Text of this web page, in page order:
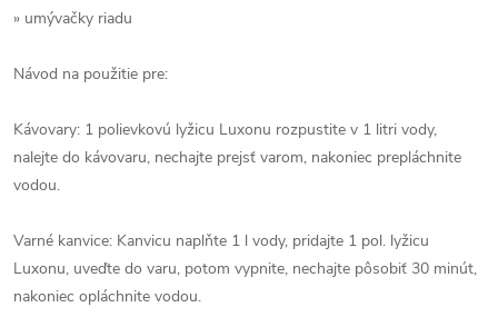
» umývačky riadu
Návod na použitie pre:
Kávovary: 1 polievkovú lyžicu Luxonu rozpustite v 1 litri vody,
nalejte do kávovaru, nechajte prejsť varom, nakoniec prepláchnite
vodou.
Varné kanvice: Kanvicu naplňte 1 l vody, pridajte 1 pol. lyžicu
Luxonu, uveďte do varu, potom vypnite, nechajte pôsobiť 30 minút,
nakoniec opláchnite vodou.